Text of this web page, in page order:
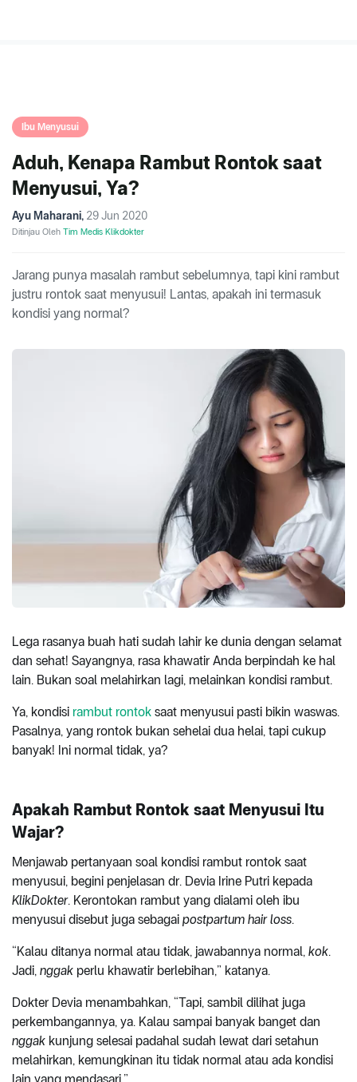
Ibu Menyusui
Aduh, Kenapa Rambut Rontok saat
Menyusui, Ya?
Ayu Maharani, 29 Jun 2020
Ditinjau Oleh Tim Medis Klikdokter
Jarang punya masalah rambut sebelumnya, tapi kini rambut
justru rontok saat menyusui! Lantas, apakah ini termasuk
kondisi yang normal?
Lega rasanya buah hati sudah lahir ke dunia dengan selamat
dan sehat! Sayangnya, rasa khawatir Anda berpindah ke hal
lain. Bukan soal melahirkan lagi, melainkan kondisi rambut.
Ya, kondisi rambut rontok saat menyusui pasti bikin waswas.
Pasalnya, yang rontok bukan sehelai dua helai, tapi cukup
banyak! Ini normal tidak, ya?
Apakah Rambut Rontok saat Menyusui Itu
Wajar?
Menjawab pertanyaan soal kondisi rambut rontok saat
menyusui, begini penjelasan dr. Devia Irine Putri kepada
KlikDokter. Kerontokan rambut yang dialami oleh ibu
menyusui disebut juga sebagai postpartum hair loss.
“Kalau ditanya normal atau tidak, jawabannya normal, kok.
Jadi, nggak perlu khawatir berlebihan,” katanya.
Dokter Devia menambahkan, “Tapi, sambil dilihat juga
perkembangannya, ya. Kalau sampai banyak banget dan
nggak kunjung selesai padahal sudah lewat dari setahun
melahirkan, kemungkinan itu tidak normal atau ada kondisi